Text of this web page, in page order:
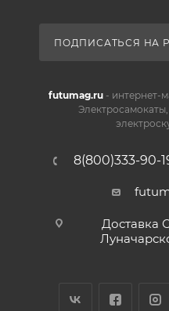
ПОДПИСАТЬСЯ НА
futumag.ru- интернет-
8(800)333-90-
Доставка